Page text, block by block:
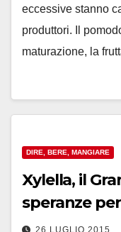
eccessive stanno
produttori. Il
maturazione, la
DIRE, BERE, MANGIARE
Xylella, il
speranze
26 LUGLIO 2015